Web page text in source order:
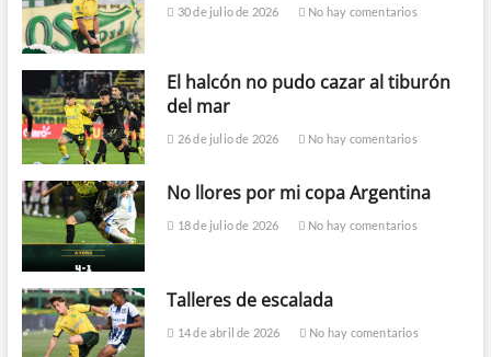
30 de julio de 2026 No hay comentarios
El halcón no pudo cazar al tiburón
del mar
26 de julio de 2026 No hay comentarios
No llores por mi copa Argentina
18 de julio de 2026 No hay comentarios
Talleres de escalada
14 de abril de 2026 No hay comentarios